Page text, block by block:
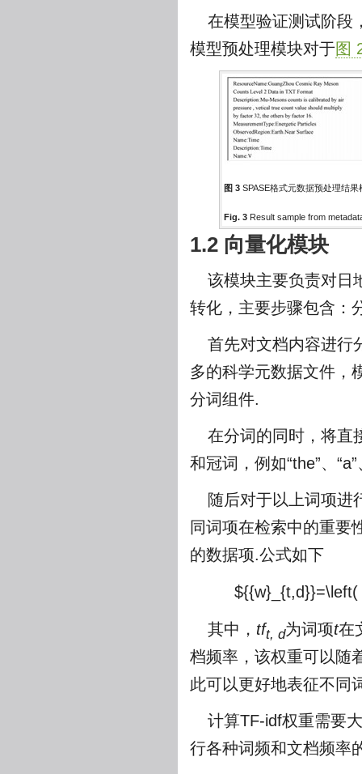
在模型验证测试阶段
模型预处理模块对于图
图 3 SPASE格式元数据预处理结果
Fig. 3 Result sample from
1.2 向量化模块
该模块主要负责对日
转化，主要步骤包含：
首先对文档内容进行
多的科学元数据文件，
分词组件.
在分词的同时，将直
和冠词，例如“the”、
随后对于以上词项进
同词项在检索中的重要
的数据项.公式如下
其中， tft, d为词项t在
档频率，该权重可以随
此可以更好地表征不同
计算TF-idf权重需要
行各种词频和文档频率